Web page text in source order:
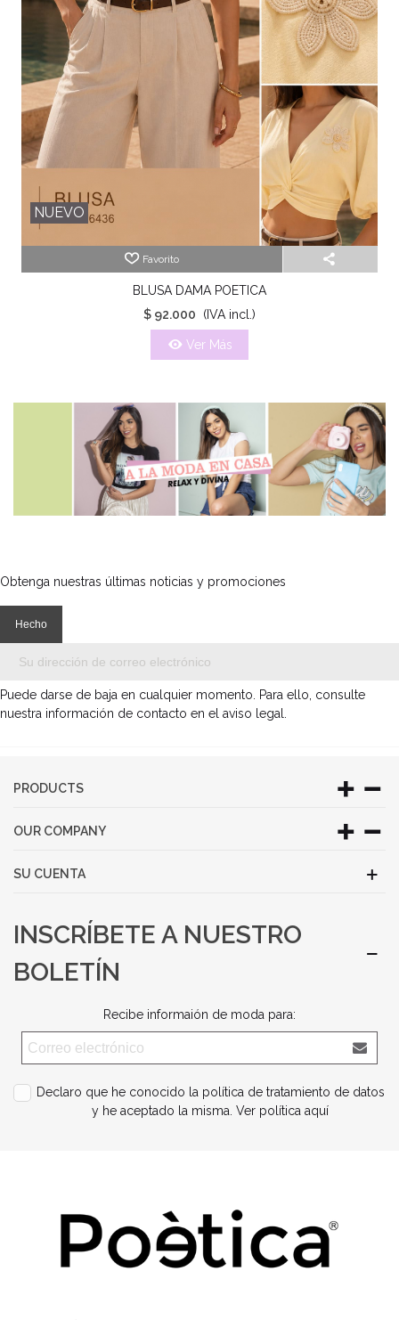
NUEVO
Favorito
BLUSA DAMA POETICA
$ 92.000
(IVA incl.)
Ver Más
Obtenga nuestras últimas noticias y promociones
Puede darse de baja en cualquier momento. Para ello, consulte
nuestra información de contacto en el aviso legal.
PRODUCTS
OUR COMPANY
SU CUENTA
INSCRÍBETE A NUESTRO
BOLETÍN
Recibe informaión de moda para:
Declaro que he conocido la política de tratamiento de datos
y he aceptado la misma. Ver política aquí